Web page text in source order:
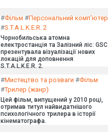
#Фільм #Персональний комп'ютер
#S.T.A.L.K.E.R. 2
Чорнобильська атомна
електростанція та Залізний ліс: GSC
презентувала візуалізації нових
локацій для доповнення
S.T.A.L.K.E.R. 2.
#Мистецтво та розваги #Фільм
#Трилер (жанр)
Цей фільм, випущений у 2010 році,
отримав титул найвидатнішого
психологічного трилера в історії
кінематографа.